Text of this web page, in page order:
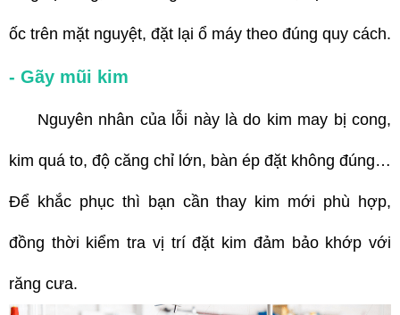
ốc trên mặt nguyệt, đặt lại ổ máy theo đúng quy cách.
- Gãy mũi kim
Nguyên nhân của lỗi này là do kim may bị cong,
kim quá to, độ căng chỉ lớn, bàn ép đặt không đúng…
Để khắc phục thì bạn cần thay kim mới phù hợp,
đồng thời kiểm tra vị trí đặt kim đảm bảo khớp với
răng cưa.